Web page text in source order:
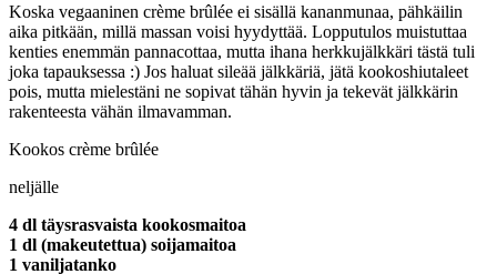
Koska vegaaninen crème brûlée ei sisällä kananmunaa, pähkäilin
aika pitkään, millä massan voisi hyydyttää. Lopputulos muistuttaa
kenties enemmän pannacottaa, mutta ihana herkkujälkkäri tästä tuli
joka tapauksessa :) Jos haluat sileää jälkkäriä, jätä kookoshiutaleet
pois, mutta mielestäni ne sopivat tähän hyvin ja tekevät jälkkärin
rakenteesta vähän ilmavamman.
Kookos crème brûlée
neljälle
4 dl täysrasvaista kookosmaitoa
1 dl (makeutettua) soijamaitoa
1 vaniljatanko